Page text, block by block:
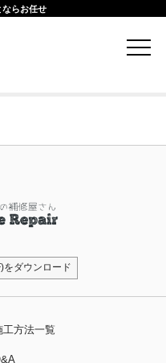
ならお任せ
ダウンロード
工方法一覧